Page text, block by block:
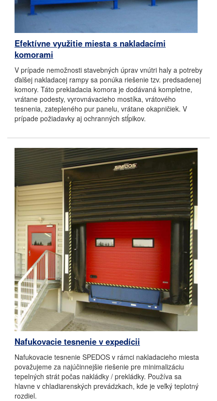
Efektívne využitie miesta s nakladacími
komorami
V prípade nemožnosti stavebných úprav vnútri haly a potreby
ďalšej nakladacej rampy sa ponúka riešenie tzv. predsadenej
komory. Táto prekladacia komora je dodávaná kompletne,
vrátane podesty, vyrovnávacieho mostíka, vrátového
tesnenia, zatepleného pur panelu, vrátane okapničiek. V
prípade požiadavky aj ochranných stĺpikov.
Nafukovacie tesnenie v expedícii
Nafukovacie tesnenie SPEDOS v rámci nakladacieho miesta
považujeme za najúčinnejšie riešenie pre minimalizáciu
tepelných strát počas nakládky / prekládky. Používa sa
hlavne v chladiarenských prevádzkach, kde je veľký teplotný
rozdiel.